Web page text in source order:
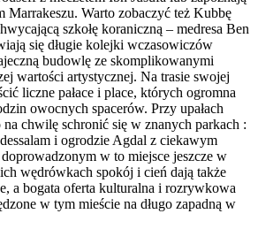
Marrakeszu. Warto zobaczyć też Kubbę
szkołę koraniczną – medresa Ben
się długie kolejki wczasowiczów
budowlę ze skomplikowanymi
wartości artystycznej. Na trasie swojej
liczne pałace i place, których ogromna
owocnych spacerów. Przy upałach
na chwilę schronić się w znanych parkach :
i ogrodzie Agdal z ciekawym
w to miejsce jeszcze w
wędrówkach spokój i cień dają także
a bogata oferta kulturalna i rozrywkowa
w tym mieście na długo zapadną w